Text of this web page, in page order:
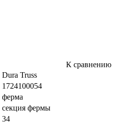
К сравнению
Dura Truss
1724100054
ферма
секция фермы
34